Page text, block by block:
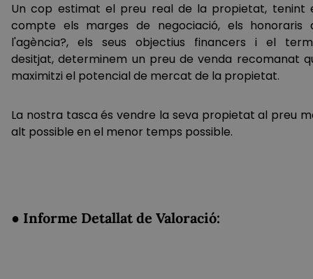
Un cop estimat el preu real de la propietat, tenint
compte els marges de negociació, els honoraris
l'agència?, els seus objectius financers i el
desitjat, determinem un preu de venda recomanat
maximitzi el potencial de mercat de la propietat.
La nostra tasca és vendre la seva propietat al preu
alt possible en el menor temps possible.
● Informe Detallat de Valoració: